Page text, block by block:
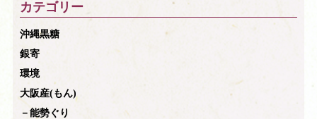
カテゴリー
沖縄黒糖
銀寄
環境
大阪産(もん)
－能勢ぐり